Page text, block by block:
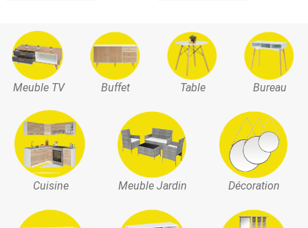
Meuble TV Buffet Table Bureau
Cuisine Meuble Jardin Décoration